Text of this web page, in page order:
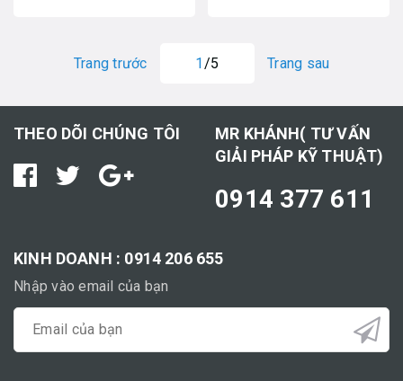
Trang trước 1 /5 Trang sau
THEO DÕI CHÚNG TÔI
MR KHÁNH( TƯ VẤN
GIẢI PHÁP KỸ THUẬT)
0914 377 611
KINH DOANH : 0914 206 655
Nhập vào email của bạn